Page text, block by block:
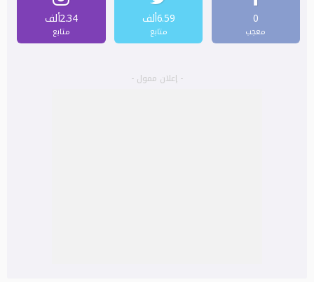
0
معجب
6.59ألف
متابع
2.34ألف
متابع
- إعلان ممول -